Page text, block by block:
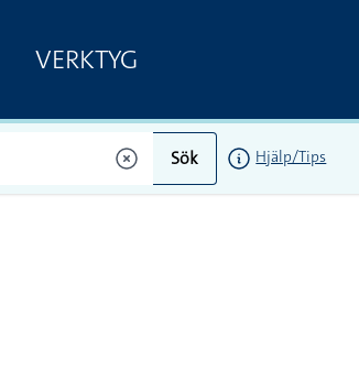
VERKTYG
Sök Hjälp/Tips